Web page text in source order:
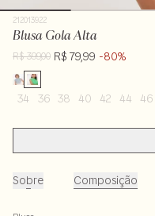
212013922
Blusa Gola Alta
R$ 399,00 R$ 79,99 -80%
34 36 38 40 42 44 46
Sobre Composição